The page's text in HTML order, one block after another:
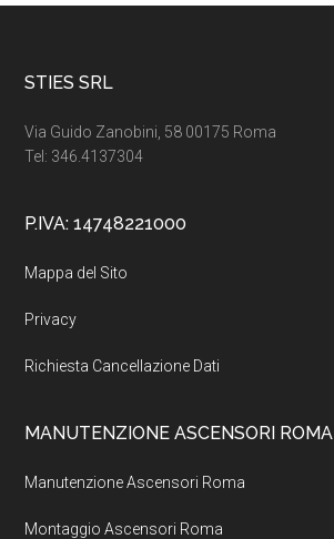
Footer
STIES SRL
Via Guido Zanobini, 58 00175 Roma
Tel: 346.4137304
P.IVA: 14748221000
Mappa del Sito
Privacy
Richiesta Cancellazione Dati
MANUTENZIONE ASCENSORI ROMA
Manutenzione Ascensori Roma
Montaggio Ascensori Roma